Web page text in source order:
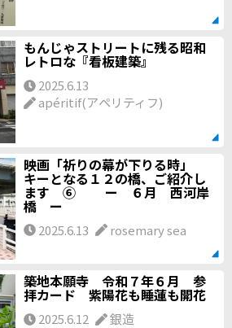
もんじゃストリートに残る昭和
レトロな『看板建築』
2025.6.13
apéritif(アペリティフ)
映画「祈りの幕が下りる時」
キーとなる１２の橋、ご紹介し
ます ⑥ ー ６月 西河岸
橋 ー
2025.6.13 rosemary sea
築地本願寺 令和７年６月 参
拝カード 紫陽花も睡蓮も開花
2025.6.12 銀造